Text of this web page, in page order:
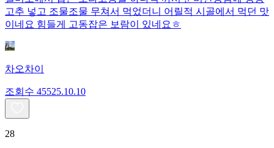
고추 넣고 조물조물 무쳐서 먹었더니 어릴적 시골에서 먹던 맛
이네요 힘들게 고동잡은 보람이 있네요ㅎ
차오차이
조회수 45525.10.10
28